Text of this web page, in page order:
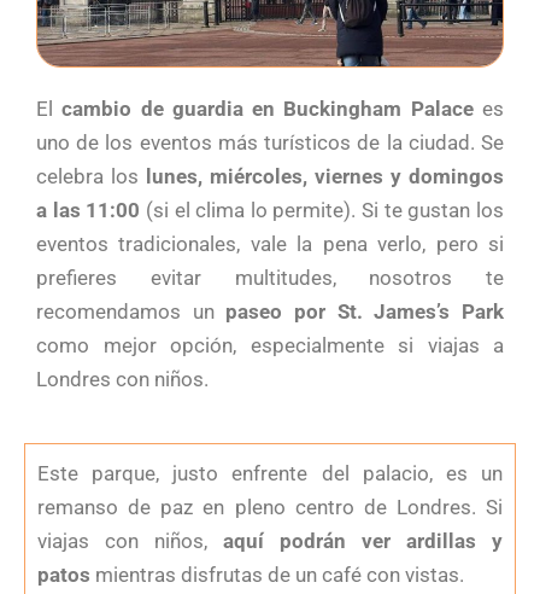
Elcambio de guardia en Buckingham Palacees
uno de los eventos más turísticos de la ciudad. Se
celebra los lunes, miércoles, viernes y domingos
a las 11:00 (si el clima lo permite). Si te gustan los
eventos tradicionales, vale la pena verlo, pero si
prefieres evitar multitudes, nosotros te
recomendamos un paseo por St. James’s Park
como mejor opción, especialmente si viajas a
Londres con niños.
Este parque, justo enfrente del palacio, es un
remanso de paz en pleno centro de Londres. Si
viajas con niños, aquí podrán ver ardillas y
patos mientras disfrutas de un café con vistas.